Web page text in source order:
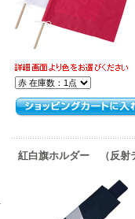
紅白旗ホルダー （反射